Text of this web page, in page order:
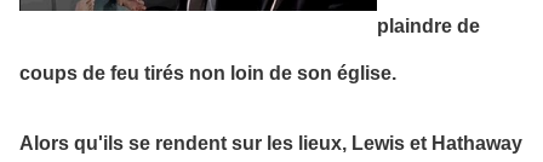
plaindre de
coups de feu tirés non loin de son église.
Alors qu'ils se rendent sur les lieux, Lewis et Hathaway